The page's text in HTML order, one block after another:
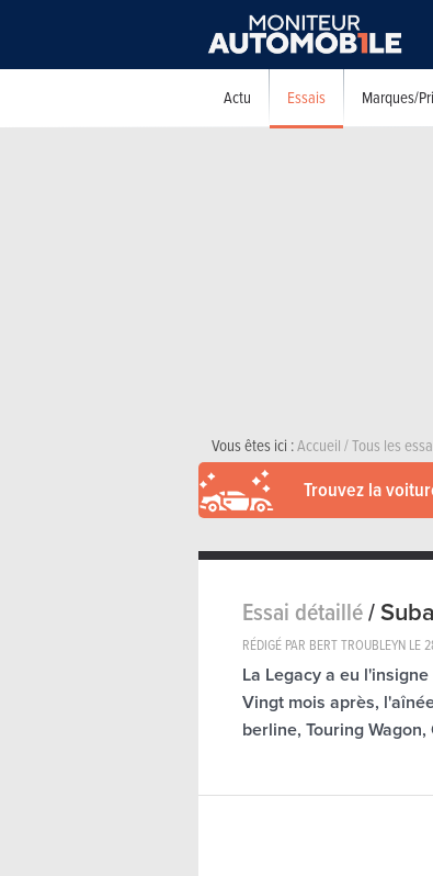
Actu Essais Marques/
Vous êtes ici :Accueil/Tous les
Trouvez la
Essai détaillé/
RÉDIGÉ PAR BERT TROUBLEYN LE
La Legacy a eu
Vingt mois après,
berline, Touring Wagon,